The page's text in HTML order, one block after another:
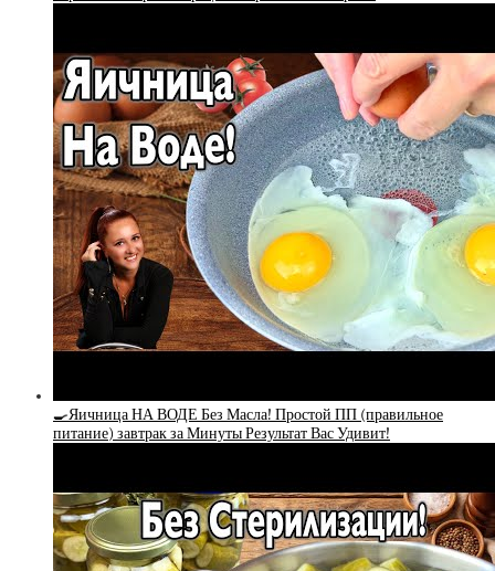
🍳Яичница НА ВОДЕ Без Масла! Простой ПП (правильное
питание) завтрак за Минуты Результат Вас Удивит!